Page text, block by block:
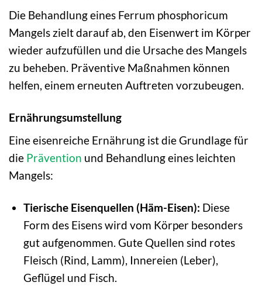
Die Behandlung eines Ferrum phosphoricum
Mangels zielt darauf ab, den Eisenwert im Körper
wieder aufzufüllen und die Ursache des Mangels
zu beheben. Präventive Maßnahmen können
helfen, einem erneuten Auftreten vorzubeugen.
Ernährungsumstellung
Eine eisenreiche Ernährung ist die Grundlage für
die Prävention und Behandlung eines leichten
Mangels:
Tierische Eisenquellen (Häm-Eisen): Diese
Form des Eisens wird vom Körper besonders
gut aufgenommen. Gute Quellen sind rotes
Fleisch (Rind, Lamm), Innereien (Leber),
Geflügel und Fisch.